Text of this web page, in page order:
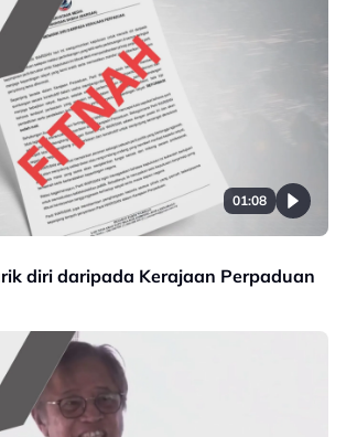
01:08
diri daripada Kerajaan Perpaduan